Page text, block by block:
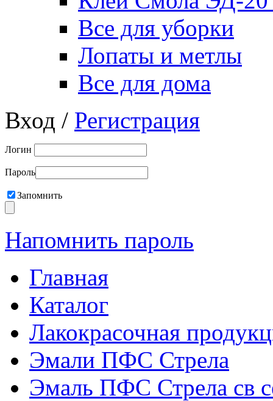
Все для уборки
Лопаты и метлы
Все для дома
Вход / Регистрация
Логин
Пароль
Запомнить
Напомнить пароль
Главная
Каталог
Лакокрасочная
Эмали ПФС Стрела
Эмаль ПФС Стрела св